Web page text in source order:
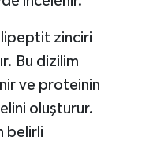
zinciri
Bu dizilim
ve proteinin
oluşturur.
belirli